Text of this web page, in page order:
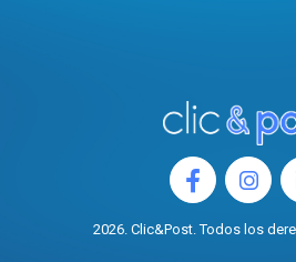
2026. Clic&Post. Todos los